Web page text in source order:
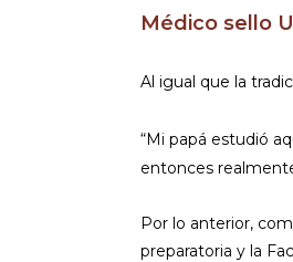
Médico sello
Al igual que la
“Mi papá estudió
entonces
Por lo anterior,
preparatoria y la